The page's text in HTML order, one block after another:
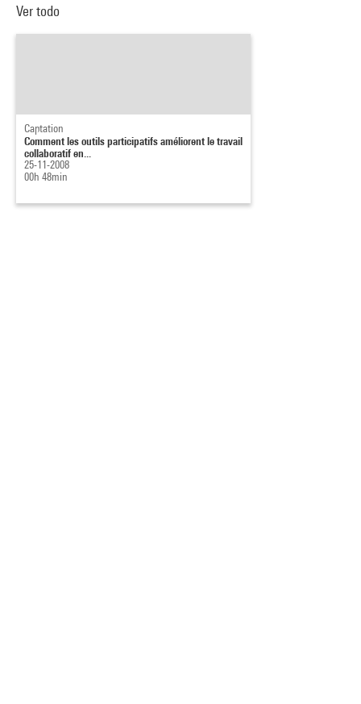
Ver todo
Captation
Comment les outils participatifs améliorent le travail
collaboratif en...
25-11-2008
00h 48min